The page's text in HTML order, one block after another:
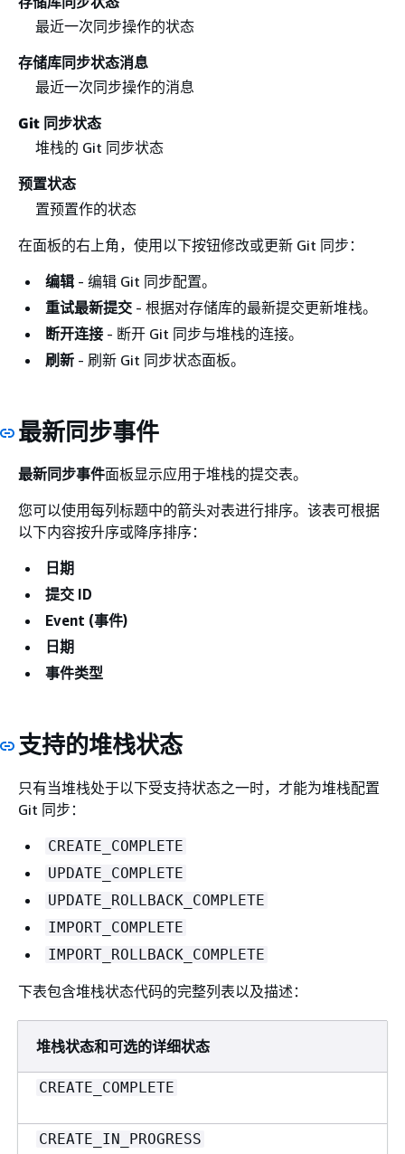
最近一次同步操作的状态
存储库同步状态消息
最近一次同步操作的消息
Git 同步状态
堆栈的 Git 同步状态
预置状态
置预置作的状态
在面板的右上角，使用以下按钮修改或更新 Git 同步：
编辑 - 编辑 Git 同步配置。
重试最新提交 - 根据对存储库的最新提交更新堆栈。
断开连接 - 断开 Git 同步与堆栈的连接。
刷新 - 刷新 Git 同步状态面板。
最新同步事件
最新同步事件面板显示应用于堆栈的提交表。
您可以使用每列标题中的箭头对表进行排序。该表可根据
以下内容按升序或降序排序：
日期
提交 ID
Event (事件)
日期
事件类型
支持的堆栈状态
只有当堆栈处于以下受支持状态之一时，才能为堆栈配置
Git 同步：
CREATE_COMPLETE
UPDATE_COMPLETE
UPDATE_ROLLBACK_COMPLETE
IMPORT_COMPLETE
IMPORT_ROLLBACK_COMPLETE
下表包含堆栈状态代码的完整列表以及描述：
堆栈状态和可选的详细状态
CREATE_COMPLETE
CREATE_IN_PROGRESS